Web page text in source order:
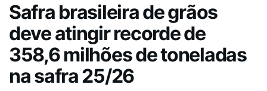
Safra brasileira de grãos
deve atingir recorde de
358,6 milhões de toneladas
na safra 25/26